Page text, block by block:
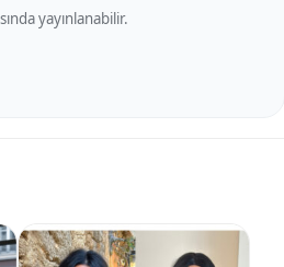
yayınlanabilir.